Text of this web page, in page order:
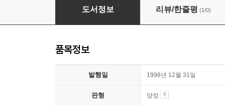
주역전의 (상)
도서정보 리뷰/한줄평 (1/0)
품목정보
발행일 1998년 12월 31일
판형 양장